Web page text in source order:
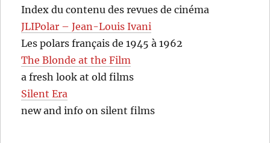
Index du contenu des revues de cinéma
JLIPolar – Jean-Louis Ivani
Les polars français de 1945 à 1962
The Blonde at the Film
a fresh look at old films
Silent Era
new and info on silent films